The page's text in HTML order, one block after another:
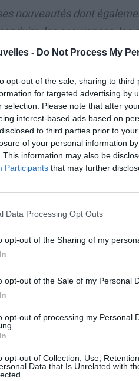
- Do Not Process My
opt-out of the sale, sharing to
for targeted advertising by
selection. Please note that after
interest-based ads based on
to third parties prior to
of your personal information
This information may also be
Participants that may further
Data Processing Opt Outs
opt-out of the Sharing of my
opt-out of the Sale of my Personal
opt-out of processing my Personal
opt-out of Collection, Use,
Data that Is Unrelated with
nouveautés dont
les assurances, les
nouveau en ce qui
AUTO
la vignette automobile.
les mois d’avril, d’août
Il y a les 30 jours
en avril, vous pouvez
DE CONDUIRE
mais la
En tant que permis de
et actes de droit
et le 15/04/2020 restent
pièce d’identité, s’il a
21/08/2020.